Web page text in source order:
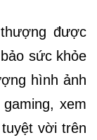
được
sức khỏe
hình ảnh
xem
vời trên